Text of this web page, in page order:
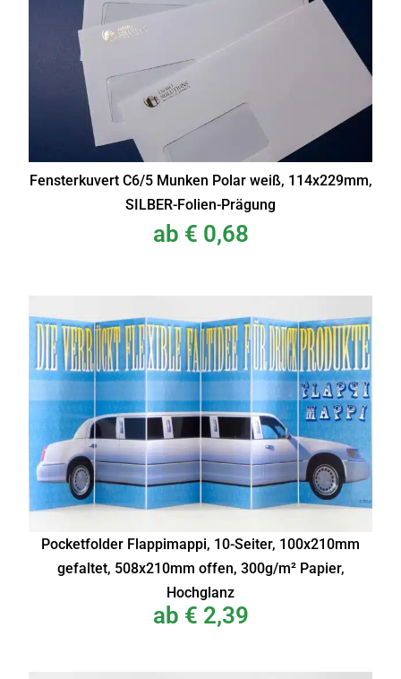
Fensterkuvert C6/5 Munken Polar weiß, 114x229mm,
SILBER-Folien-Prägung
ab € 0,68
Pocketfolder Flappimappi, 10-Seiter, 100x210mm
gefaltet, 508x210mm offen, 300g/m² Papier,
Hochglanz
ab € 2,39